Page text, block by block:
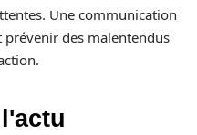
Une communication
des malentendus